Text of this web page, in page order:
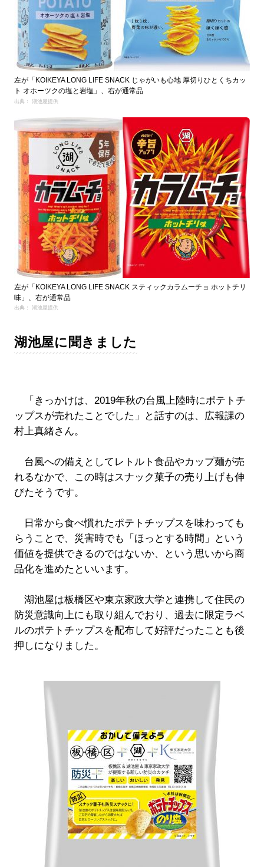
左が「KOIKEYA LONG LIFE SNACK じゃがいも心地 厚切りひとくちカッ
ト オホーツクの塩と岩塩」、右が通常品
出典： 湖池屋提供
左が「KOIKEYA LONG LIFE SNACK スティックカラムーチョ ホットチリ
味」、右が通常品
出典： 湖池屋提供
湖池屋に聞きました
「きっかけは、2019年秋の台風上陸時にポテトチ
ップスが売れたことでした」と話すのは、広報課の
村上真緒さん。
台風への備えとしてレトルト食品やカップ麺が売
れるなかで、この時はスナック菓子の売り上げも伸
びたそうです。
日常から食べ慣れたポテトチップスを味わっても
らうことで、災害時でも「ほっとする時間」という
価値を提供できるのではないか、という思いから商
品化を進めたといいます。
湖池屋は板橋区や東京家政大学と連携して住民の
防災意識向上にも取り組んでおり、過去に限定ラベ
ルのポテトチップスを配布して好評だったことも後
押しになりました。